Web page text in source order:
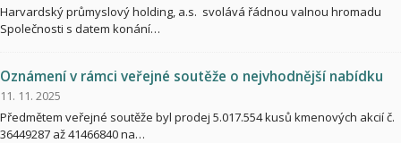
Harvardský průmyslový holding, a.s. svolává řádnou valnou hromadu
Společnosti s datem konání…
Oznámení v rámci veřejné soutěže o nejvhodnější nabídku
11. 11. 2025
Předmětem veřejné soutěže byl prodej 5.017.554 kusů kmenových akcií č.
36449287 až 41466840 na…